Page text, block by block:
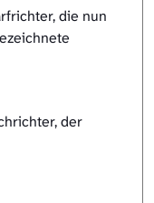
die nun
der